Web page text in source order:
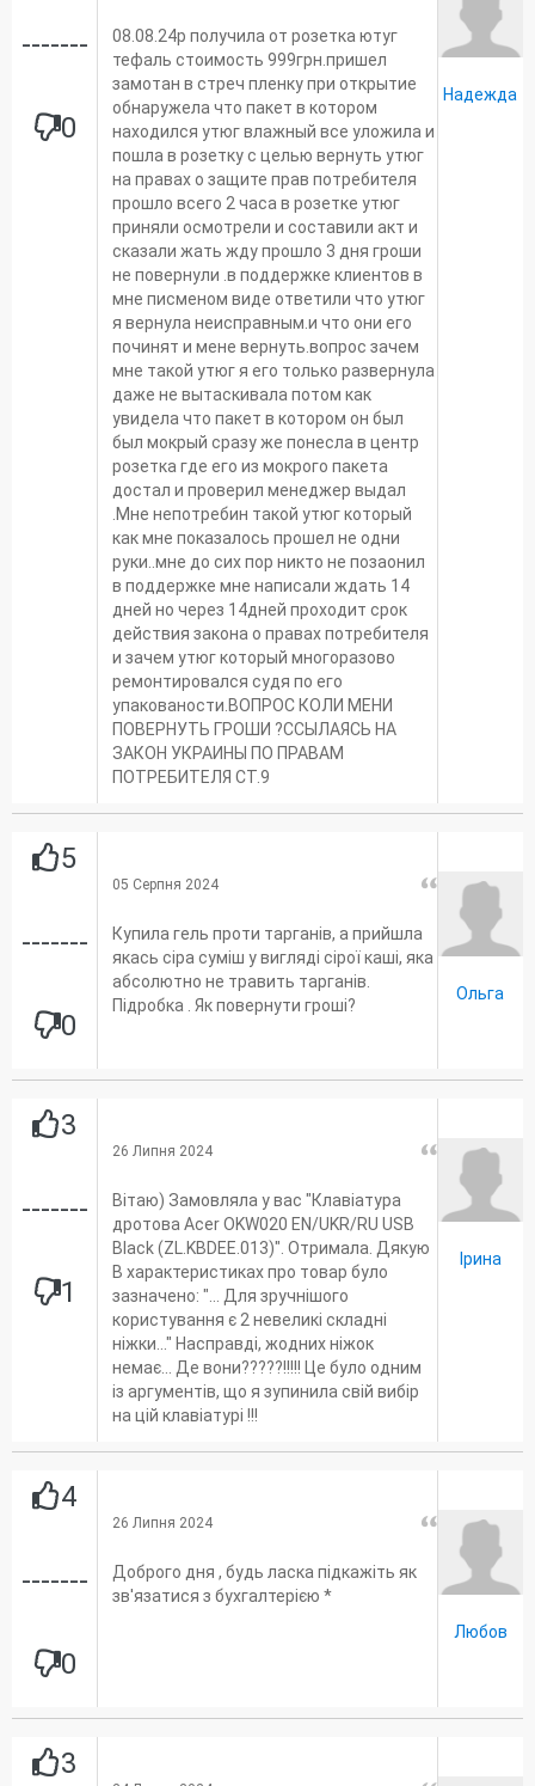
-------
0
08.08.24р получила от розетка ютуг
тефаль стоимость 999грн.пришел
замотан в стреч пленку при открытие
обнаружела что пакет в котором
находился утюг влажный все уложила и
пошла в розетку с целью вернуть утюг
на правах о защите прав потребителя
прошло всего 2 часа в розетке утюг
приняли осмотрели и составили акт и
сказали жать жду прошло 3 дня гроши
не повернули .в поддержке клиентов в
мне писменом виде ответили что утюг
я вернула неисправным.и что они его
починят и мене вернуть.вопрос зачем
мне такой утюг я его только развернула
даже не вытаскивала потом как
увидела что пакет в котором он был
был мокрый сразу же понесла в центр
розетка где его из мокрого пакета
достал и проверил менеджер выдал
.Мне непотребин такой утюг который
как мне показалось прошел не одни
руки..мне до сих пор никто не позаонил
в поддержке мне написали ждать 14
дней но через 14дней проходит срок
действия закона о правах потребителя
и зачем утюг который многоразово
ремонтировался судя по его
упакованости.ВОПРОС КОЛИ МЕНИ
ПОВЕРНУТЬ ГРОШИ ?ССЫЛАЯСЬ НА
ЗАКОН УКРАИНЫ ПО ПРАВАМ
ПОТРЕБИТЕЛЯ СТ.9
Надежда
5
-------
0
05 Серпня 2024
Купила гель проти тарганів, а прийшла
якась сіра суміш у вигляді сірої каші, яка
абсолютно не травить тарганів.
Підробка . Як повернути гроші?
Ольга
3
-------
1
26 Липня 2024
Вітаю) Замовляла у вас "Клавіатура
дротова Acer OKW020 EN/UKR/RU USB
Black (ZL.KBDEE.013)". Отримала. Дякую
В характеристиках про товар було
зазначено: "... Для зручнішого
користування є 2 невеликі складні
ніжки..." Насправді, жодних ніжок
немає... Де вони?????!!!!! Це було одним
із аргументів, що я зупинила свій вибір
на цій клавіатурі !!!
Ірина
4
-------
0
26 Липня 2024
Доброго дня , будь ласка підкажіть як
зв'язатися з бухгалтерією *
Любов
3